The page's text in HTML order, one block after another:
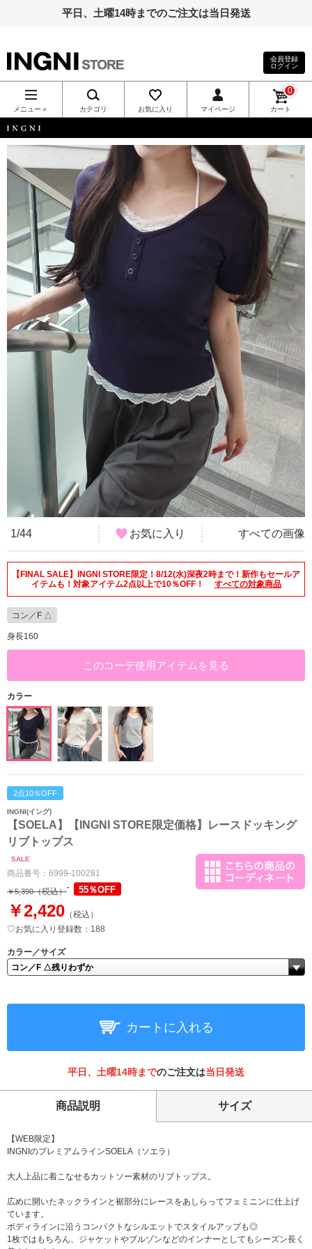
平日、土曜14時までのご注文は当日発送
INGNI（イン
グ）公式通
販｜INGNI
STORE
会員登録
ログイン
メニュー＋ カテゴリ お気に入り マイページ カート
0
INGNI
1/44 お気に入り すべての画像
【FINAL SALE】INGNI STORE限定！8/12(水)深夜2時まで！新作もセールア
イテムも！対象アイテム2点以上で10％OFF！
すべての対象商品
コン／F △
身長160
このコーデ使用アイテムを見る
カラー
2点10％OFF
INGNI(イング)
【SOELA】【INGNI STORE限定価格】レースドッキング
リブトップス
SALE
商品番号： 6999-100281
￥5,390（税込） 55％OFF
￥2,420 （税込）
♡お気に入り登録数：188
カラー／サイズ
カートに入れる
平日、土曜14時までのご注文は当日発送
商品説明 サイズ
【WEB限定】
INGNIのプレミアムラインSOELA（ソエラ）
大人上品に着こなせるカットソー素材のリブトップス。
広めに開いたネックラインと裾部分にレースをあしらってフェミニンに仕上げ
ています。
ボディラインに沿うコンパクトなシルエットでスタイルアップも◎
1枚ではもちろん、ジャケットやブルゾンなどのインナーとしてもシーズン長く